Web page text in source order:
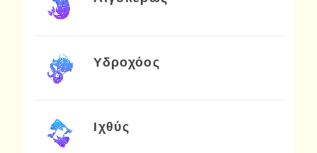
Υδροχόος
Ιχθύς